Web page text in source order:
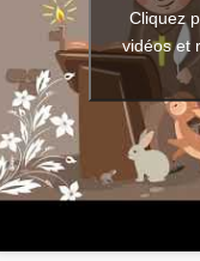
Cliquez
vidéos et